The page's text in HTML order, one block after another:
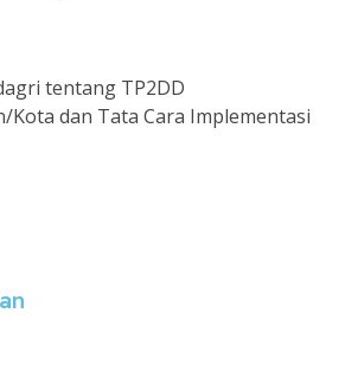
tentang TP2DD
Kota dan Tata Cara Implementasi